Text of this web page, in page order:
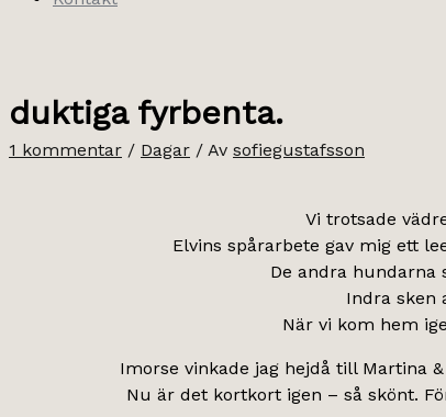
duktiga fyrbenta.
1 kommentar / Dagar / Av sofiegustafsson
Vi trotsade
Elvins spårarbete gav mig ett
De andra hundarna
Indra sken
När vi kom hem
Imorse vinkade jag hejdå till Martina
Nu är det kortkort igen – så skönt.